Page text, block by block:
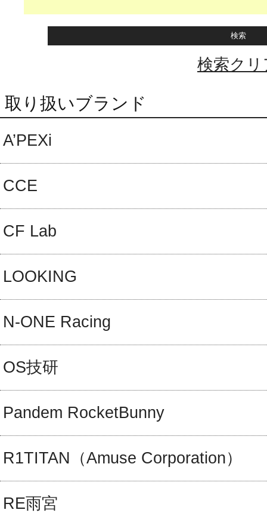
検索クリ
取り扱いブランド
A’PEXi
CCE
CF Lab
LOOKING
N-ONE Racing
OS技研
Pandem RocketBunny
R1TITAN（Amuse Corporation）
RE雨宮